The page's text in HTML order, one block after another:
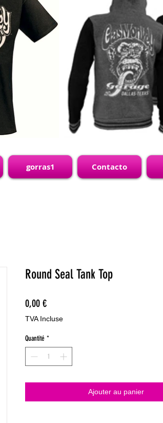
Round Seal Tank Top
0,00 €Prix
TVA Incluse
Quantité *
Ajouter au panier
gorras1 Contacto